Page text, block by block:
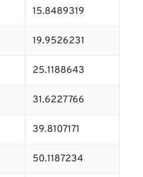
15.8489319
19.9526231
25.1188643
31.6227766
39.8107171
50.1187234